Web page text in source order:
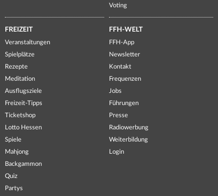
Voting
FREIZEIT
Veranstaltungen
Spielplätze
Rezepte
Meditation
Ausflugsziele
Freizeit-Tipps
Ticketshop
Lotto Hessen
Spiele
Mahjong
Backgammon
Quiz
Partys
FFH-WELT
FFH-App
Newsletter
Kontakt
Frequenzen
Jobs
Führungen
Presse
Radiowerbung
Weiterbildung
Login